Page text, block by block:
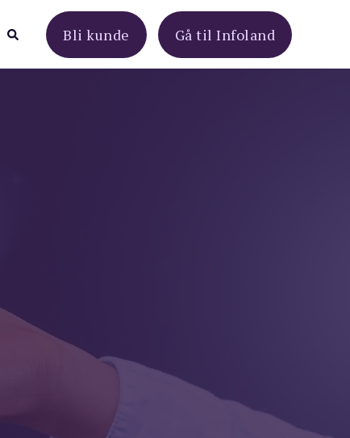
Bli kunde Gå til Infoland